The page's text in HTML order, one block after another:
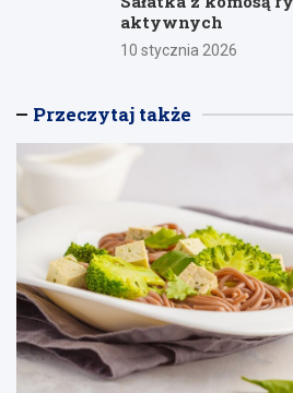
aktywnych
10 stycznia 2026
Przeczytaj także